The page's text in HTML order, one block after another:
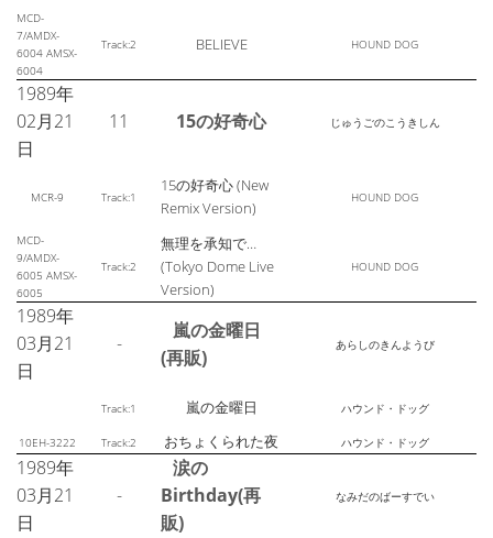
MCD-
7/AMDX-
6004 AMSX-
6004
Track:2 BELIEVE HOUND DOG
1989年
02月21
日
11 15の好奇心 じゅうごのこうきしん
MCR-9 Track:1
15の好奇心 (New
Remix Version)
HOUND DOG
MCD-
9/AMDX-
6005 AMSX-
6005
Track:2
無理を承知で…
(Tokyo Dome Live
Version)
HOUND DOG
1989年
03月21
日
-
嵐の金曜日
(再販)
あらしのきんようび
Track:1 嵐の金曜日 ハウンド・ドッグ
10EH-3222 Track:2 おちょくられた夜 ハウンド・ドッグ
1989年
03月21
日
-
涙の
Birthday(再
販)
なみだのばーすでい